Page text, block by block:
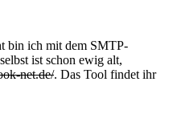
bin ich mit dem SMTP-
ist schon ewig alt,
net.de/. Das Tool findet ihr